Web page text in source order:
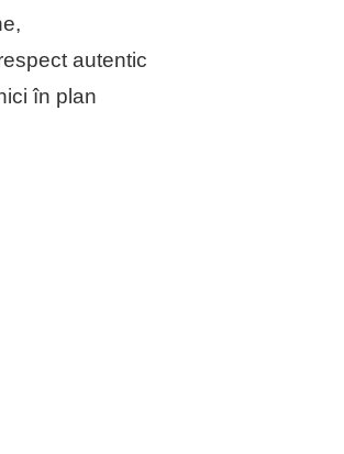
autentic
în plan